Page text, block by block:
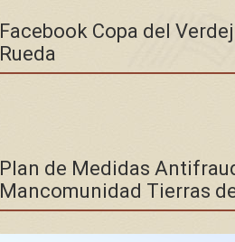
Facebook Copa del
Rueda
Plan de Medidas
Mancomunidad Tierras